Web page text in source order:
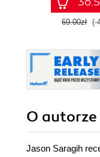
69.00zł (-
O autorze
Jason Saragih